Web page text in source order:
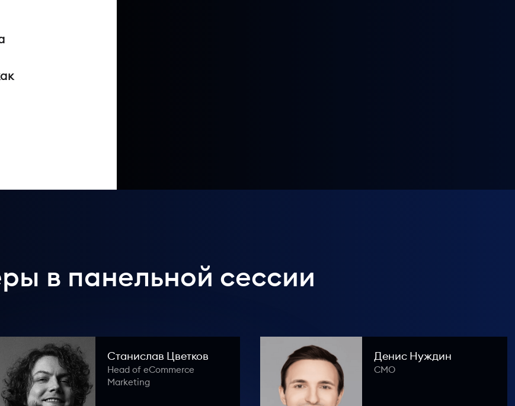
в панельной сессии
Станислав Цветков
Head of eCommerce
Marketing
Денис Нуждин
СМО